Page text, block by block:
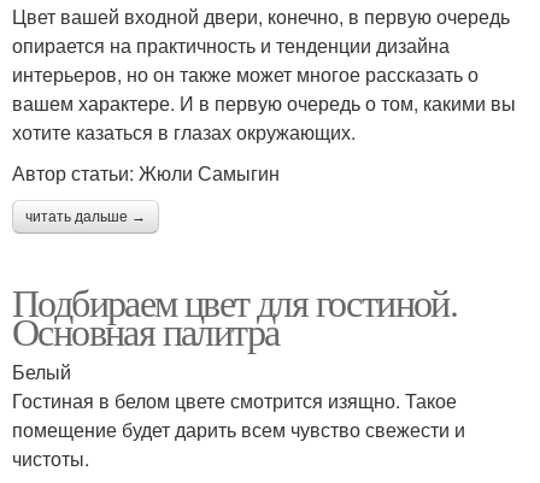
Цвет вашей входной двери, конечно, в первую очередь
опирается на практичность и тенденции дизайна
интерьеров, но он также может многое рассказать о
вашем характере. И в первую очередь о том, какими вы
хотите казаться в глазах окружающих.
Автор статьи: Жюли Самыгин
читать дальше →
Подбираем цвет для гостиной.
Основная палитра
Белый
Гостиная в белом цвете смотрится изящно. Такое
помещение будет дарить всем чувство свежести и
чистоты.